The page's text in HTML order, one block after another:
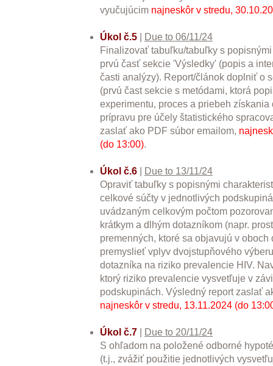
vyučujúcim najneskôr v stredu,
Úkol č.5
Due to 06/11/24
Finalizovať tabuľku/tabuľky s
prvú časť sekcie 'Výsledky' (popis a
časti analýzy). Report/článok doplniť o
(prvú čast sekcie s metódami, ktorá
experimentu, proces a priebeh získania
prípravu pre účely štatistického
zaslať ako PDF súbor emailom,
(do 13:00).
Úkol č.6
Due to 13/11/24
Opraviť tabuľky s popisnými
celkové súčty v jednotlivých
uvádzaným celkovým počtom
krátkym a dlhým dotazníkom (napr.
premenných, ktoré sa objavujú v oboch
premyslieť vplyv dvojstupňového
dotazníka na riziko prevalencie HIV.
ktorý riziko prevalencie vysvetľuje v
podskupinách. Výsledný report zaslať
najneskôr v stredu, 13.11.2024 (do
Úkol č.7
Due to 20/11/24
S ohľadom na položené odborné
(t.j., zvážiť použitie jednotlivých